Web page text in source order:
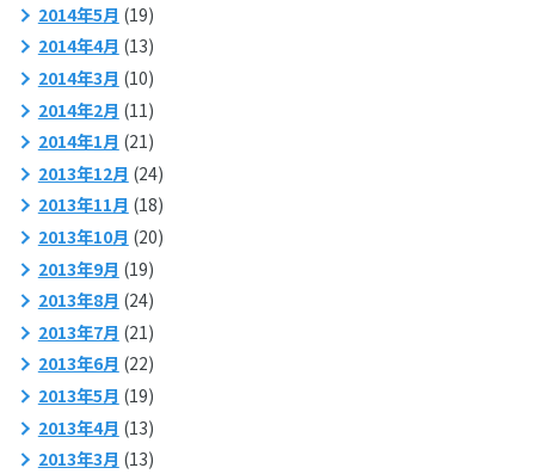
2014年5月 (19)
2014年4月 (13)
2014年3月 (10)
2014年2月 (11)
2014年1月 (21)
2013年12月 (24)
2013年11月 (18)
2013年10月 (20)
2013年9月 (19)
2013年8月 (24)
2013年7月 (21)
2013年6月 (22)
2013年5月 (19)
2013年4月 (13)
2013年3月 (13)